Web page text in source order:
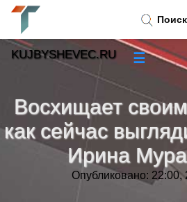
Восхищает
как сейчас
Ирина
Опубликовано: 22:00,
Поиск
KUJBYSHEVEC.RU ☰
Новости»
Тренды новостей»
Рубрики»